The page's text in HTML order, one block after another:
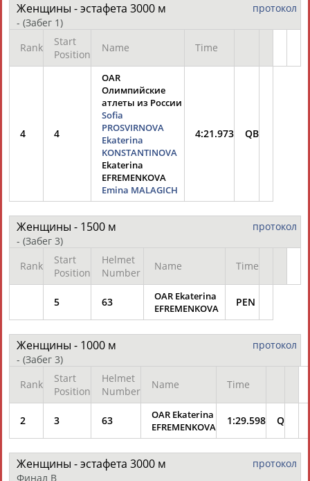
Рамазан
АБДУЛАЕВ
Тагир
Загалав
АБДУЛБЕКОВ
Абдула
АБДУЛЖАЛИЛОВ
Магомед
ЕЩЁ ПЕРСОНЫ
ТАБЛО АКТИВНОСТИ
ЦЕЛИ ПРОЕКТА КОНТАКТЫ НАШИ КНОПКИ
Вопросы сотрудничества и совместной деятельности
Разработка и поддержка ООО НАИТ «Стадион»
Адресов в новостной рассылке: 996
Подпишись
протокол
Женщины - эстафета 3000 м
- (Забег 1)
Rank
Start
Position
Name Time
4 4
OAR
Олимпийские
атлеты из России
Sofia
PROSVIRNOVA
Ekaterina
KONSTANTINOVA
Ekaterina
EFREMENKOVA
Emina MALAGICH
4:21.973 QB
протокол
Женщины - 1500 м
- (Забег 3)
Rank
Start
Position
Helmet
Number
Name Time
5 63
OAR Ekaterina
EFREMENKOVA
PEN
протокол
Женщины - 1000 м
- (Забег 3)
Rank
Start
Position
Helmet
Number
Name Time
2 3 63
OAR Ekaterina
EFREMENKOVA
1:29.598 Q
протокол
Женщины - эстафета 3000 м
Финал B